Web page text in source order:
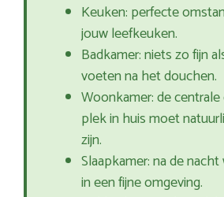
Keuken: perfecte
jouw leefkeuken.
Badkamer: niets zo fijn
voeten na het douchen.
Woonkamer: de
plek in huis moet
zijn.
Slaapkamer: na de
in een fijne omgeving.